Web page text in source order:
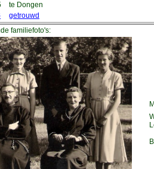
te Dongen
getrouwd
familiefoto's: